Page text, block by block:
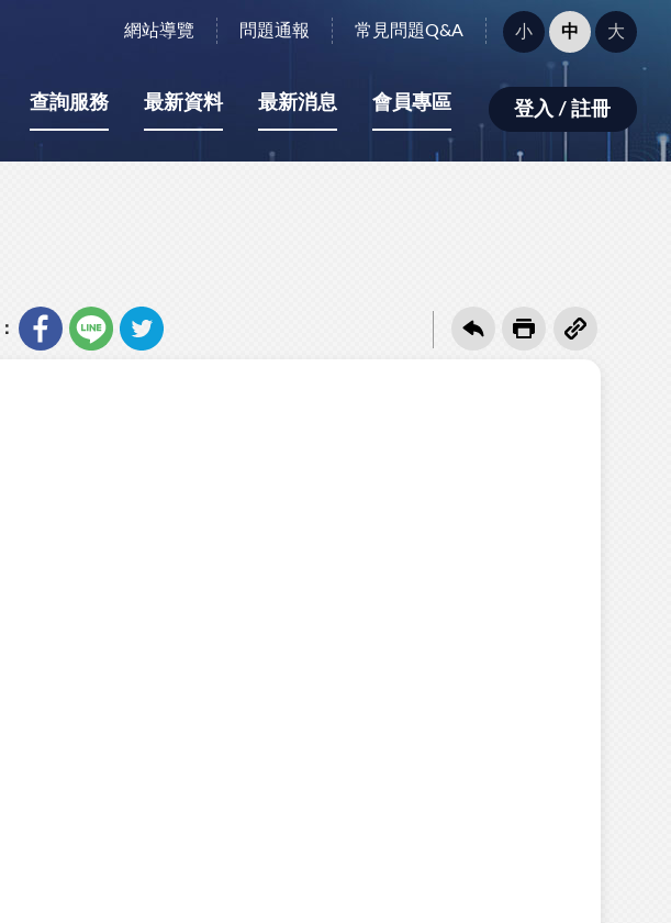
網站導覽 問題通報 常見問題Q&A
字
型
小：
小 中 大
查詢服務 最新資料 最新消息 會員專區 登入 / 註冊